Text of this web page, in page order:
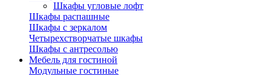
Шкафы угловые лофт
Шкафы распашные
Шкафы с зеркалом
Четырехстворчатые шкафы
Шкафы с антресолью
Мебель для гостиной
Модульные гостиные